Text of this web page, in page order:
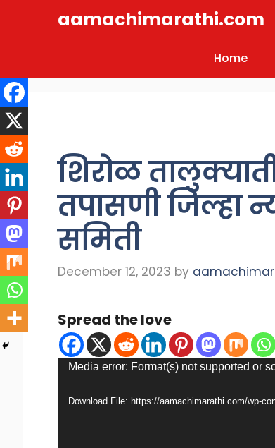
aamachimarathi.com
Home
शिरोळ
तपासणी जिल्हा
समिती
December 12, 2023 by
Spread the love
Video
Media error: Format(s) not supported or
Download File: https://aamachimarathi.com/wp-